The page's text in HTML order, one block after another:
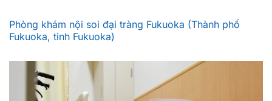
Phòng khám nội soi đại tràng Fukuoka (Thành phố
Fukuoka, tỉnh Fukuoka)